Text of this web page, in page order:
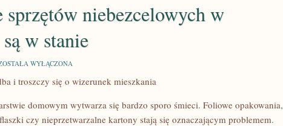
niebezcelowych w
w stanie
NIEBEZCELOWYCH
JAKIE
WYŁĄCZONA
i troszczy się o wizerunek mieszkania
domowym wytwarza się bardzo sporo śmieci. Foliowe opakowania,
czy nieprzetwarzalne kartony stają się oznaczającym problemem.